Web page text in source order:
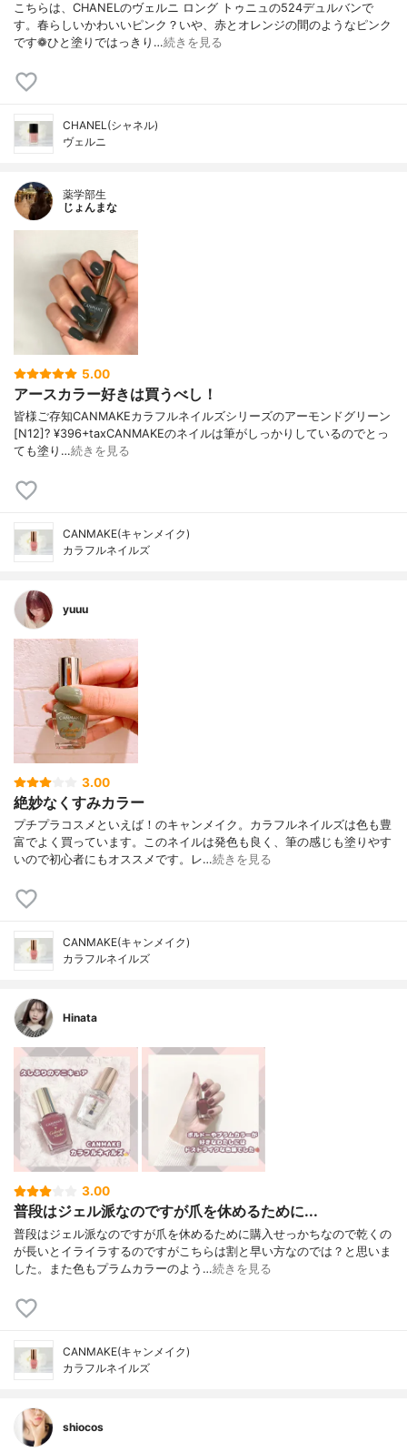
こちらは、CHANELのヴェルニ ロング トゥニュの524デュルバンで
す。春らしいかわいいピンク？いや、赤とオレンジの間のようなピンク
です❁︎ひと塗りではっきり…続きを見る
CHANEL(シャネル)
ヴェルニ
薬学部生
じょんまな
5.00
アースカラー好きは買うべし！
皆様ご存知CANMAKEカラフルネイルズシリーズのアーモンドグリーン
[N12]? ¥396+taxCANMAKEのネイルは筆がしっかりしているのでとっ
ても塗り…続きを見る
CANMAKE(キャンメイク)
カラフルネイルズ
yuuu
3.00
絶妙なくすみカラー
プチプラコスメといえば！のキャンメイク。カラフルネイルズは色も豊
富でよく買っています。このネイルは発色も良く、筆の感じも塗りやす
いので初心者にもオススメです。レ…続きを見る
CANMAKE(キャンメイク)
カラフルネイルズ
Hinata
3.00
普段はジェル派なのですが爪を休めるために...
普段はジェル派なのですが爪を休めるために購入せっかちなので乾くの
が長いとイライラするのですがこちらは割と早い方なのでは？と思いま
した。また色もプラムカラーのよう…続きを見る
CANMAKE(キャンメイク)
カラフルネイルズ
shiocos